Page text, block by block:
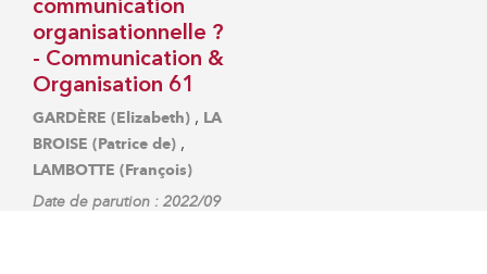
communication
organisationnelle ?
- Communication &
Organisation 61
GARDÈRE (Elizabeth) , LA
BROISE (Patrice de) ,
LAMBOTTE (François)
Date de parution : 2022/09